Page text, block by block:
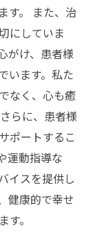
す。 また、治
にしていま
がけ、患者様
います。私た
なく、心も癒
らに、患者様
ポートするこ
運動指導な
イスを提供し
健康的で幸せ
。